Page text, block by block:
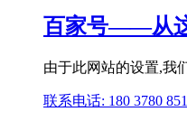
百家号——从
由于此网站的设置,我
联系电话: 180 3780